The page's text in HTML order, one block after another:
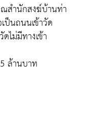
สำนักสงฆ์บ้านท่า
ป็นถนนเข้าวัด
ไม่มีทางเข้า
ล้านบาท